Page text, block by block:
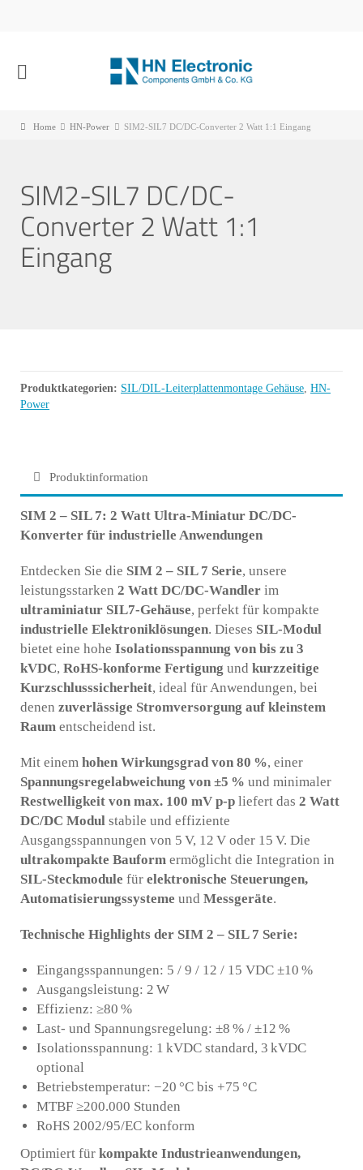
Home HN-Power SIM2-SIL7 DC/DC-Converter 2 Watt 1:1 Eingang
SIM2-SIL7 DC/DC-
Converter 2 Watt 1:1
Eingang
Produktkategorien: SIL/DIL-Leiterplattenmontage Gehäuse, HN-
Power
Produktinformation
SIM 2 – SIL 7: 2 Watt Ultra-Miniatur DC/DC-
Konverter für industrielle Anwendungen
Entdecken Sie die SIM 2 – SIL 7 Serie, unsere
leistungsstarken 2 Watt DC/DC-Wandler im
ultraminiatur SIL7-Gehäuse, perfekt für kompakte
industrielle Elektroniklösungen. Dieses SIL-Modul
bietet eine hohe Isolationsspannung von bis zu 3
kVDC, RoHS-konforme Fertigung und kurzzeitige
Kurzschlusssicherheit, ideal für Anwendungen, bei
denen zuverlässige Stromversorgung auf kleinstem
Raum entscheidend ist.
Mit einem hohen Wirkungsgrad von 80 %, einer
Spannungsregelabweichung von ±5 % und minimaler
Restwelligkeit von max. 100 mV p-p liefert das 2 Watt
DC/DC Modul stabile und effiziente
Ausgangsspannungen von 5 V, 12 V oder 15 V. Die
ultrakompakte Bauform ermöglicht die Integration in
SIL-Steckmodule für elektronische Steuerungen,
Automatisierungssysteme und Messgeräte.
Technische Highlights der SIM 2 – SIL 7 Serie:
Eingangsspannungen: 5 / 9 / 12 / 15 VDC ±10 %
Ausgangsleistung: 2 W
Effizienz: ≥80 %
Last- und Spannungsregelung: ±8 % / ±12 %
Isolationsspannung: 1 kVDC standard, 3 kVDC
optional
Betriebstemperatur: −20 °C bis +75 °C
MTBF ≥200.000 Stunden
RoHS 2002/95/EC konform
Optimiert für kompakte Industrieanwendungen,